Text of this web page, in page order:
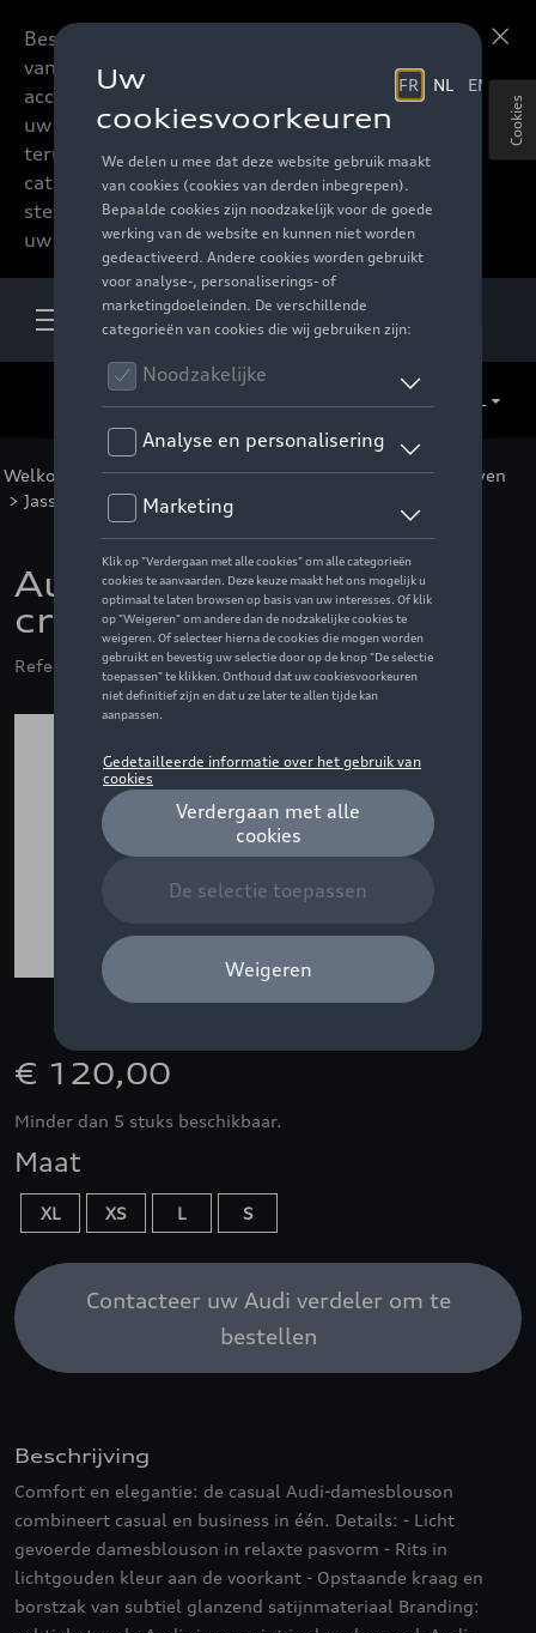
Beste accessoires-lovers,
vanaf nu kan u het hele
accessoire assortiment van
uw favoriete merk
terugvinden in de online
catalogus. Deze kunnen
steeds besteld worden via
uw verdeler.
Welkom Voor u >Casual Collectie >Kleding >Vrouwen
> Jassen > Detail
Audi blouse, dames,
crème - M
Referentie: ZZQ3132400503
€ 120,00
Minder dan 5 stuks beschikbaar.
Maat
XL XS L S
Contacteer uw Audi verdeler om te
bestellen
Beschrijving
Comfort en elegantie: de casual Audi-damesblouson
combineert casual en business in één. Details: - Licht
gevoerde damesblouson in relaxte pasvorm - Rits in
lichtgouden kleur aan de voorkant - Opstaande kraag en
borstzak van subtiel glanzend satijnmateriaal Branding:
Cookies